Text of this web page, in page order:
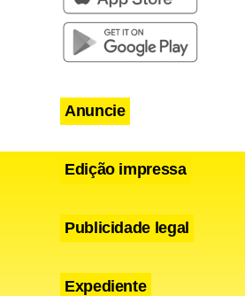
Anuncie
Edição impressa
Publicidade legal
Expediente